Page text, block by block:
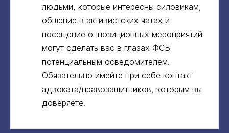
людьми, которые интересны силовикам,
общение в активистских чатах и
посещение оппозиционных мероприятий
могут сделать вас в глазах ФСБ
потенциальным осведомителем.
Обязательно имейте при себе контакт
адвоката/правозащитников, которым вы
доверяете.